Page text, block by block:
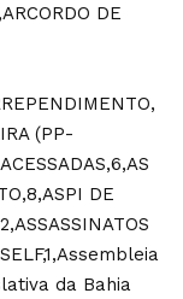
DE
(PP-
DE
da Bahia